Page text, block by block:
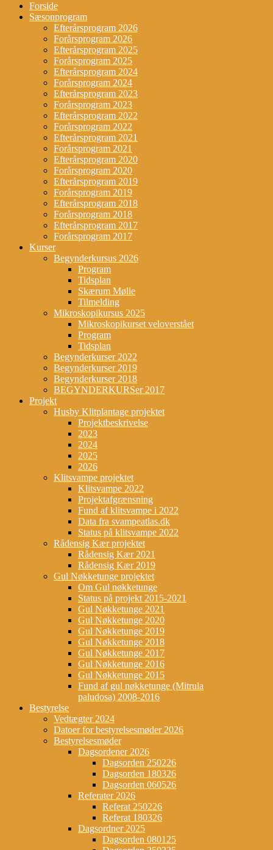
Forside
Sæsonprogram
Efterårsprogram 2026
Forårsprogram 2026
Efterårsprogram 2025
Forårsprogram 2025
Efterårsprogram 2024
Forårsprogram 2024
Efterårsprogram 2023
Forårsprogram 2023
Efterårsprogram 2022
Forårsprogram 2022
Efterårsprogram 2021
Forårsprogram 2021
Efterårsprogram 2020
Forårsprogram 2020
Efterårsprogram 2019
Forårsprogram 2019
Efterårsprogram 2018
Forårsprogram 2018
Efterårsprogram 2017
Forårsprogram 2017
Kurser
Begynderkursus 2026
Program
Tidsplan
Skærum Mølle
Tilmelding
Mikroskopikursus 2025
Mikroskopikurset veloverstået
Program
Tidsplan
Begynderkurser 2022
Begynderkurser 2019
Begynderkurser 2018
BEGYNDERKURSer 2017
Projekt
Husby Klitplantage projektet
Projektbeskrivelse
2023
2024
2025
2026
Klitsvampe projektet
Klitsvampe 2022
Projektafgrænsning
Fund af klitsvampe i 2022
Data fra svampeatlas.dk
Status på klitsvampe 2022
Rådensig Kær projektet
Rådensig Kær 2021
Rådensig Kær 2019
Gul Nøkketunge projektet
Om Gul nøkketunge
Status på projekt 2015-2021
Gul Nøkketunge 2021
Gul Nøkketunge 2020
Gul Nøkketunge 2019
Gul Nøkketunge 2018
Gul Nøkketunge 2017
Gul Nøkketunge 2016
Gul Nøkketunge 2015
Fund af gul nøkketunge (Mitrula
paludosa) 2008-2016
Bestyrelse
Vedtægter 2024
Datoer for bestyrelsesmøder 2026
Bestyrelsesmøder
Dagsordener 2026
Dagsorden 250226
Dagsorden 180326
Dagsorden 060526
Referater 2026
Referat 250226
Referat 180326
Dagsordner 2025
Dagsorden 080125